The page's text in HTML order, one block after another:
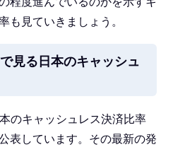
も見ていきましょう。
見る日本のキャッシュ
のキャッシュレス決済比率
表しています。その最新の発